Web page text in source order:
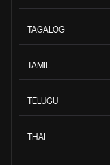
TAGALOG
TAMIL
TELUGU
THAI